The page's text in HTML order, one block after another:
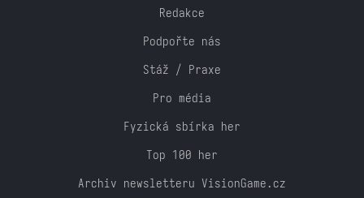
Redakce
Podpořte nás
Stáž / Praxe
Pro média
Fyzická sbírka her
Top 100 her
Archiv newsletteru VisionGame.cz